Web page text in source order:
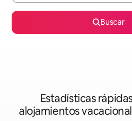
Buscar
Estadísticas
alojamientos